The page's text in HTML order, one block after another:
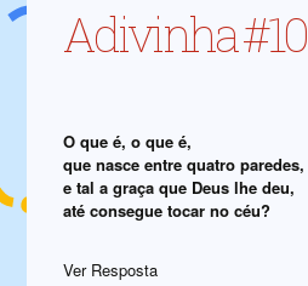
Adivinha #10
O que é, o que é,
que nasce entre quatro paredes,
e tal a graça que Deus lhe deu,
até consegue tocar no céu?
Ver Resposta